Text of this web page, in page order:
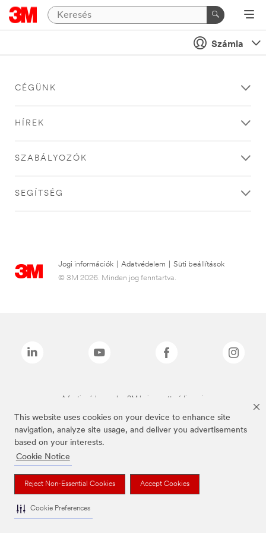
This website uses cookies on your device to enhance site
navigation, analyze site usage, and deliver you advertisements
based on your interests.
Cookie Notice
Reject Non-Essential Cookies Accept Cookies
Cookie Preferences
Számla
CÉGÜNK
HÍREK
SZABÁLYOZÓK
SEGÍTSÉG
Jogi információk Adatvédelem
Süti beállítások
© 3M 2026. Minden jog fenntartva.
A fenti márkanevek a 3M bejegyzett védjegyei.